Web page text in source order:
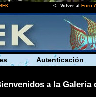
<- Volver al Foro
Autenticación
a la